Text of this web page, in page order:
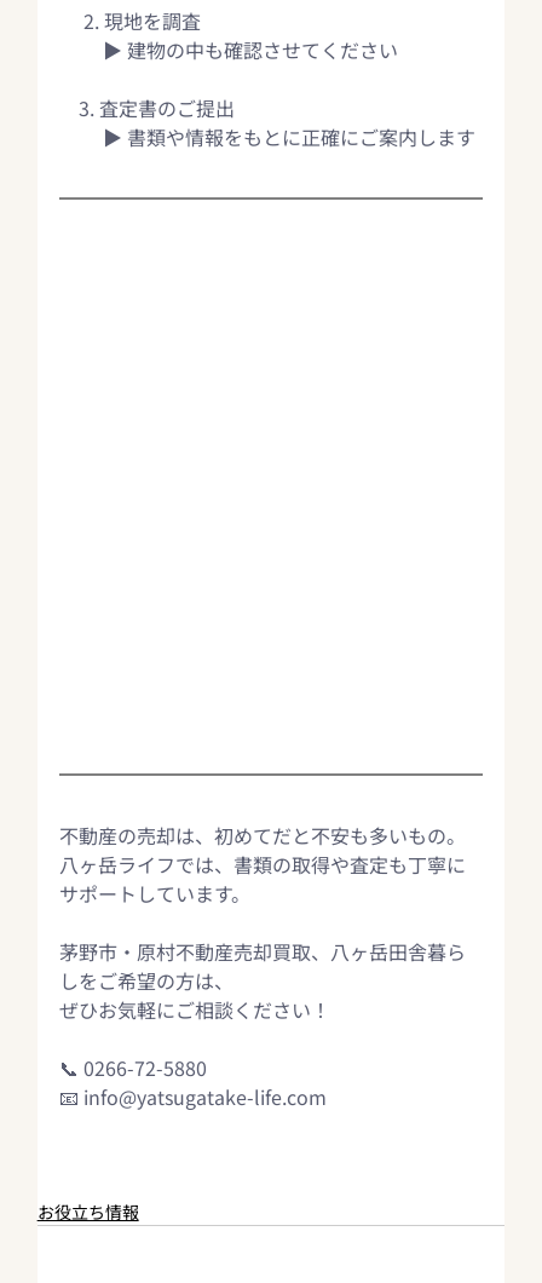
2. 現地を調査
▶ 建物の中も確認させてください
3. 査定書のご提出
▶ 書類や情報をもとに正確にご案内します
不動産の売却は、初めてだと不安も多いもの。
八ヶ岳ライフでは、書類の取得や査定も丁寧に
サポートしています。
茅野市・原村不動産売却買取、八ヶ岳田舎暮ら
しをご希望の方は、
ぜひお気軽にご相談ください！
📞 0266-72-5880
📧 info@yatsugatake-life.com
お役立ち情報